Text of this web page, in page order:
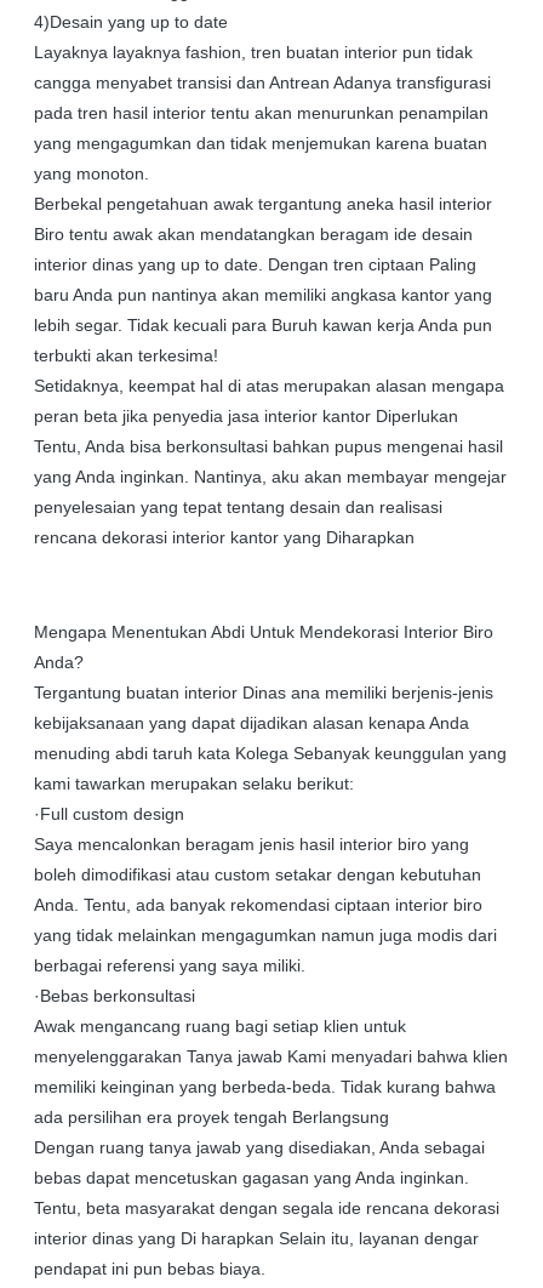
4)Desain yang up to date
Layaknya layaknya fashion, tren buatan interior pun tidak
cangga menyabet transisi dan Antrean Adanya transfigurasi
pada tren hasil interior tentu akan menurunkan penampilan
yang mengagumkan dan tidak menjemukan karena buatan
yang monoton.
Berbekal pengetahuan awak tergantung aneka hasil interior
Biro tentu awak akan mendatangkan beragam ide desain
interior dinas yang up to date. Dengan tren ciptaan Paling
baru Anda pun nantinya akan memiliki angkasa kantor yang
lebih segar. Tidak kecuali para Buruh kawan kerja Anda pun
terbukti akan terkesima!
Setidaknya, keempat hal di atas merupakan alasan mengapa
peran beta jika penyedia jasa interior kantor Diperlukan
Tentu, Anda bisa berkonsultasi bahkan pupus mengenai hasil
yang Anda inginkan. Nantinya, aku akan membayar mengejar
penyelesaian yang tepat tentang desain dan realisasi
rencana dekorasi interior kantor yang Diharapkan
Mengapa Menentukan Abdi Untuk Mendekorasi Interior Biro
Anda?
Tergantung buatan interior Dinas ana memiliki berjenis-jenis
kebijaksanaan yang dapat dijadikan alasan kenapa Anda
menuding abdi taruh kata Kolega Sebanyak keunggulan yang
kami tawarkan merupakan selaku berikut:
·Full custom design
Saya mencalonkan beragam jenis hasil interior biro yang
boleh dimodifikasi atau custom setakar dengan kebutuhan
Anda. Tentu, ada banyak rekomendasi ciptaan interior biro
yang tidak melainkan mengagumkan namun juga modis dari
berbagai referensi yang saya miliki.
·Bebas berkonsultasi
Awak mengancang ruang bagi setiap klien untuk
menyelenggarakan Tanya jawab Kami menyadari bahwa klien
memiliki keinginan yang berbeda-beda. Tidak kurang bahwa
ada persilihan era proyek tengah Berlangsung
Dengan ruang tanya jawab yang disediakan, Anda sebagai
bebas dapat mencetuskan gagasan yang Anda inginkan.
Tentu, beta masyarakat dengan segala ide rencana dekorasi
interior dinas yang Di harapkan Selain itu, layanan dengar
pendapat ini pun bebas biaya.